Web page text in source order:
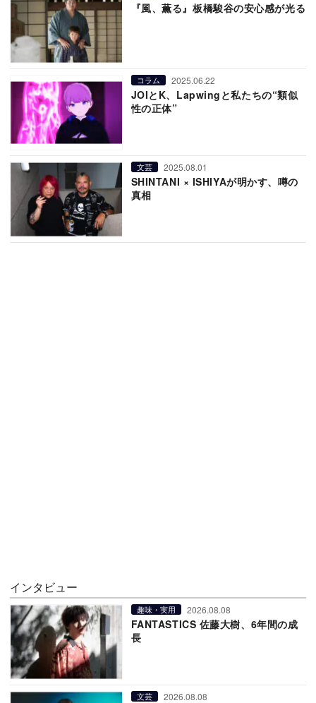
『風、薫る』板橋駿谷の安心感が光る
コラム 2025.06.22
JOIとK、Lapwingと私たちの“類似
性の正体”
文芸 2025.08.01
SHINTANI × ISHIYAが明かす、噂の
真相
インタビュー
趣味・実用 2026.08.08
FANTASTICS 佐藤大樹、6年間の成
長
文芸 2026.08.08